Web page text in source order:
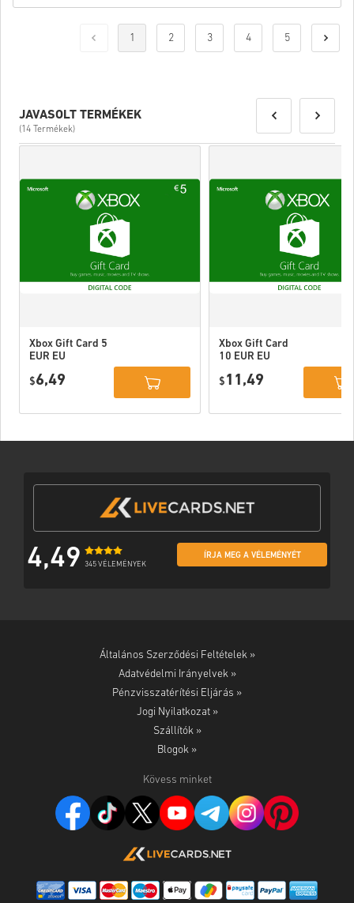
1 2 3 4 5
JAVASOLT TERMÉKEK
(14 Termékek)
Xbox Gift Card 5
EUR EU
$6,49
Xbox Gift Card
10 EUR EU
$ 11,49
4,49 345 VÉLEMÉNYEK
ÍRJA MEG A VÉLEMÉNYÉT
Általános Szerződési Feltételek »
Adatvédelmi Irányelvek »
Pénzvisszatérítési Eljárás »
Jogi Nyilatkozat »
Szállítók »
Blogok »
Kövess minket